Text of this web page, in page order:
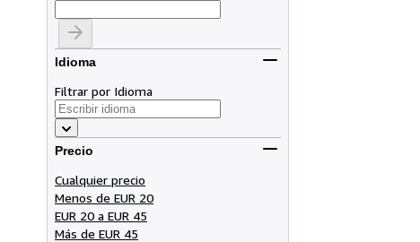
Idioma
Filtrar por Idioma
Precio
Cualquier precio
Menos de EUR 20
EUR 20 a EUR 45
Más de EUR 45